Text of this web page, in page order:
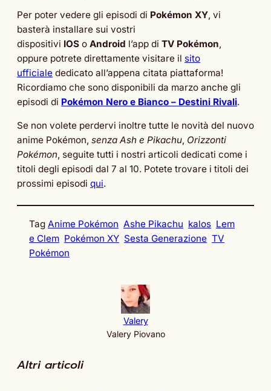
Per poter vedere gli episodi di Pokémon XY, vi
basterà installare sui vostri
dispositivi IOS o Android l’app di TV Pokémon,
oppure potrete direttamente visitare il sito
ufficiale dedicato all’appena citata piattaforma!
Ricordiamo che sono disponibili da marzo anche gli
episodi di Pokémon Nero e Bianco – Destini Rivali.
Se non volete perdervi inoltre tutte le novità del nuovo
anime Pokémon, senza Ash e Pikachu, Orizzonti
Pokémon, seguite tutti i nostri articoli dedicati come i
titoli degli episodi dal 7 al 10. Potete trovare i titoli dei
prossimi episodi qui.
Tag Anime Pokémon Ashe Pikachu kalos Lem
e Clem Pokémon XY Sesta Generazione TV
Pokémon
Valery
Valery Piovano
Altri articoli